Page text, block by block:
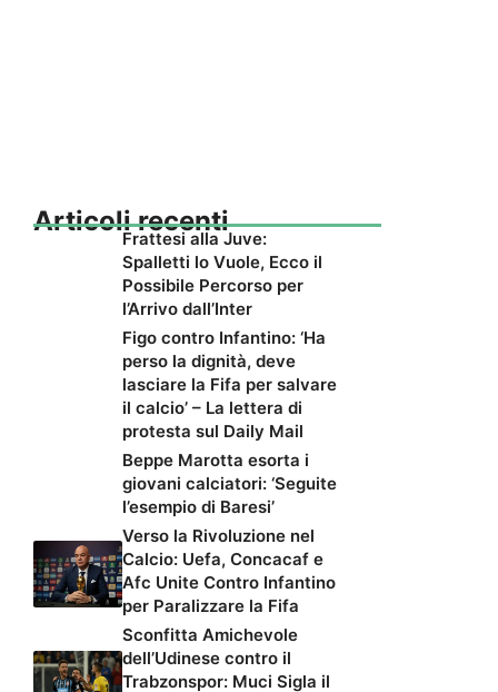
Articoli recenti
Frattesi alla Juve:
Spalletti lo Vuole, Ecco il
Possibile Percorso per
l’Arrivo dall’Inter
Figo contro Infantino: ‘Ha
perso la dignità, deve
lasciare la Fifa per salvare
il calcio’ – La lettera di
protesta sul Daily Mail
Beppe Marotta esorta i
giovani calciatori: ‘Seguite
l’esempio di Baresi’
Verso la Rivoluzione nel
Calcio: Uefa, Concacaf e
Afc Unite Contro Infantino
per Paralizzare la Fifa
Sconfitta Amichevole
dell’Udinese contro il
Trabzonspor: Muci Sigla il